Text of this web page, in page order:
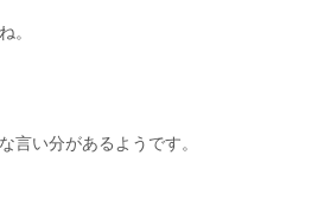
。
言い分があるようです。